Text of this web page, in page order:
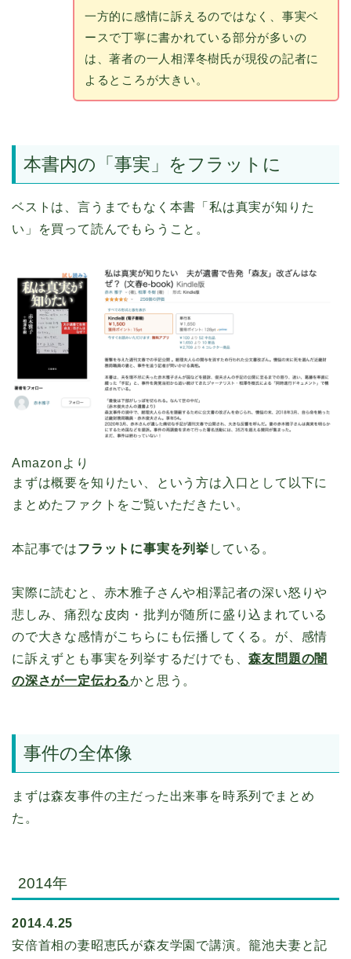
一方的に感情に訴えるのではなく、事実ベ
ースで丁寧に書かれている部分が多いの
は、著者の一人相澤冬樹氏が現役の記者に
よるところが大きい。
本書内の「事実」をフラットに
ベストは、言うまでもなく本書「私は真実が知りた
い」を買って読んでもらうこと。
Amazonより
まずは概要を知りたい、という方は入口として以下に
まとめたファクトをご覧いただきたい。
本記事ではフラットに事実を列挙 している。
実際に読むと、赤木雅子さんや相澤記者の深い怒りや
悲しみ、痛烈な皮肉・批判が随所に盛り込まれている
ので大きな感情がこちらにも伝播してくる。が、感情
に訴えずとも事実を列挙するだけでも、森友問題の闇
の深さが一定伝わるかと思う。
事件の全体像
まずは森友事件の主だった出来事を時系列でまとめ
た。
2014年
2014.4.25
安倍首相の妻昭恵氏が森友学園で講演。籠池夫妻と記